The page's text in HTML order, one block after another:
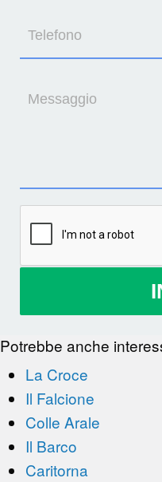
Telefono
Messaggio
Potrebbe anche
La Croce
Il Falcione
Colle Arale
Il Barco
Caritorna